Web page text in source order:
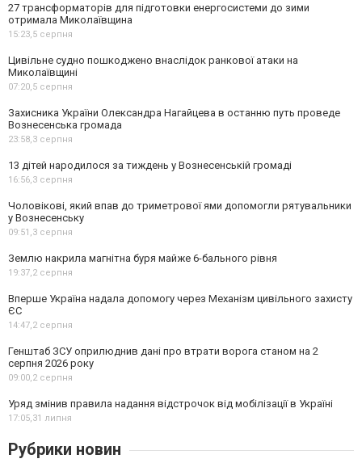
27 трансформаторів для підготовки енергосистеми до зими
отримала Миколаївщина
15:23,5 серпня
Цивільне судно пошкоджено внаслідок ранкової атаки на
Миколаївщині
07:20,5 серпня
Захисника України Олександра Нагайцева в останню путь проведе
Вознесенська громада
23:58,3 серпня
13 дітей народилося за тиждень у Вознесенській громаді
16:56,3 серпня
Чоловікові, який впав до триметрової ями допомогли рятувальники
у Вознесенську
09:51,3 серпня
Землю накрила магнітна буря майже 6-бального рівня
19:37,2 серпня
Вперше Україна надала допомогу через Механізм цивільного захисту
ЄС
14:47,2 серпня
Генштаб ЗСУ оприлюднив дані про втрати ворога станом на 2
серпня 2026 року
09:00,2 серпня
Уряд змінив правила надання відстрочок від мобілізації в Україні
17:05,31 липня
Рубрики новин